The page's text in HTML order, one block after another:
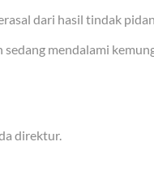
dari hasil tindak
mendalami
direktur.